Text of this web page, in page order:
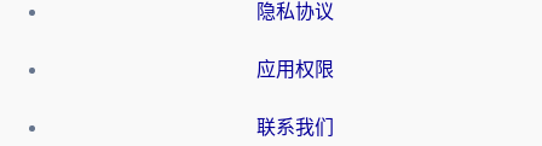
隐私协议
应用权限
联系我们